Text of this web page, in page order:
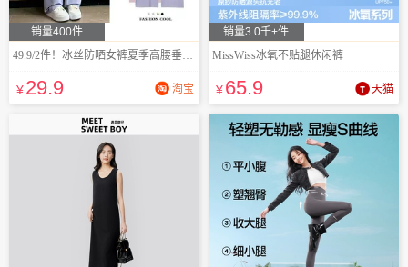
销量400件
49.9/2件！冰丝防晒女裤夏季高腰垂感阔腿
¥29.9 淘宝
销量3.0千+件
MissWiss冰氧不贴腿休闲裤
¥65.9 天猫